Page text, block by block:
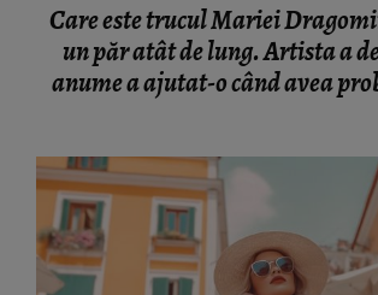
Care este trucul Mariei
un păr atât de lung. Artista a
anume a ajutat-o când avea